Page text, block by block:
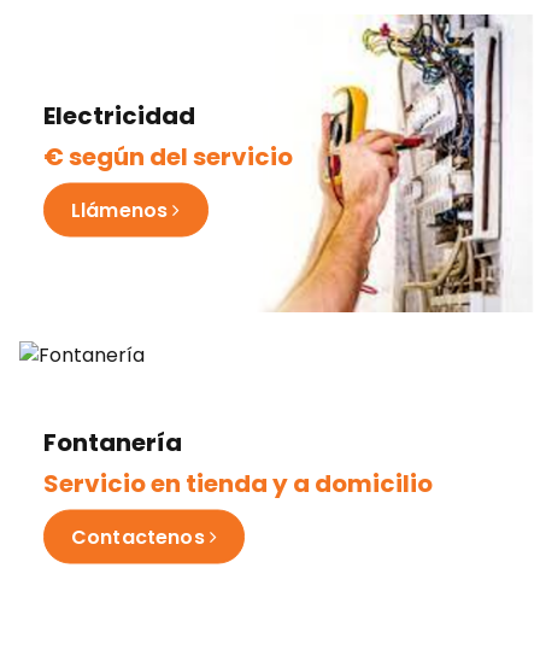
Electricidad
€ según del servicio
Llámenos
Fontanería
Servicio en tienda y a domicilio
Contactenos